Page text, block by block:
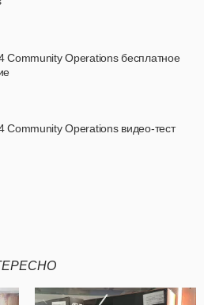
Community Operations бесплатное
Community Operations видео-тест